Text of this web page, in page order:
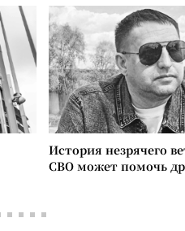
История незрячего
СВО может помочь